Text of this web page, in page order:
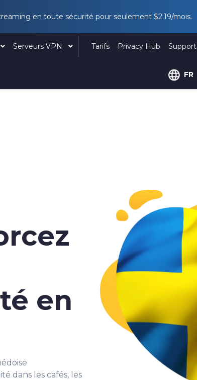
en toute sécurité pour seulement $2.19/mois.
Serveurs VPN Tarifs Privacy Hub Support
FR
en
dans les cafés, les